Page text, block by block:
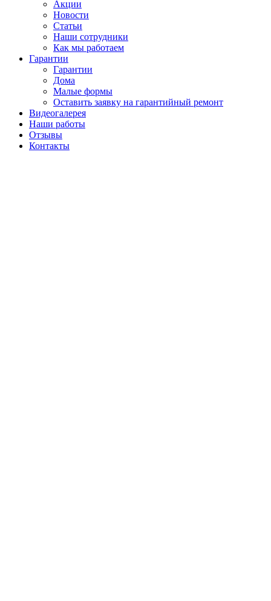
Акции
Новости
Статьи
Наши сотрудники
Как мы работаем
Гарантии
Гарантии
Дома
Малые формы
Оставить заявку на гарантийный ремонт
Видеогалерея
Наши работы
Отзывы
Контакты